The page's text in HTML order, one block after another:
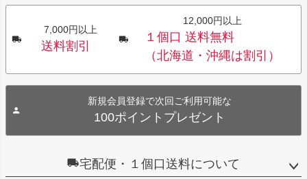
7,000円以上
送料割引
12,000円以上
１個口 送料無料
（北海道・沖縄は割引）
新規会員登録で次回ご利用可能な
100ポイントプレゼント
宅配便・１個口送料について